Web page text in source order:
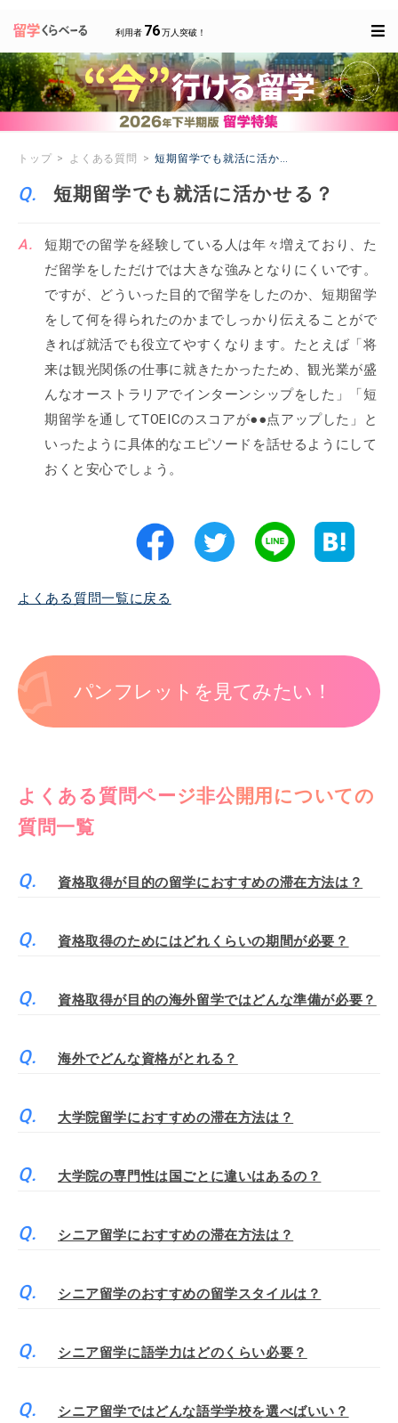
利用者 76万人突破！
トップ よくある質問 短期留学でも就活に活かせる？
短期留学でも就活に活かせる？
短期での留学を経験している人は年々増えており、た
だ留学をしただけでは大きな強みとなりにくいです。
ですが、どういった目的で留学をしたのか、短期留学
をして何を得られたのかまでしっかり伝えることがで
きれば就活でも役立てやすくなります。たとえば「将
来は観光関係の仕事に就きたかったため、観光業が盛
んなオーストラリアでインターンシップをした」「短
期留学を通してTOEICのスコアが●●点アップした」と
いったように具体的なエピソードを話せるようにして
おくと安心でしょう。
よくある質問一覧に戻る
パンフレットを見てみたい！
よくある質問ページ非公開用についての
質問一覧
資格取得が目的の留学におすすめの滞在方法は？
資格取得のためにはどれくらいの期間が必要？
資格取得が目的の海外留学ではどんな準備が必要？
海外でどんな資格がとれる？
大学院留学におすすめの滞在方法は？
大学院の専門性は国ごとに違いはあるの？
シニア留学におすすめの滞在方法は？
シニア留学のおすすめの留学スタイルは？
シニア留学に語学力はどのくらい必要？
シニア留学ではどんな語学学校を選べばいい？